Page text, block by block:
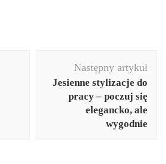
Następny artykuł
Jesienne stylizacje do
pracy – poczuj się
elegancko, ale
wygodnie